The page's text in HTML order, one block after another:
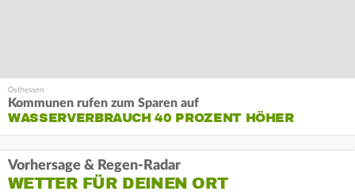
Kommunen rufen zum Sparen auf
WASSERVERBRAUCH 40 PROZENT HÖHER
Vorhersage & Regen-Radar
WETTER FÜR DEINEN ORT